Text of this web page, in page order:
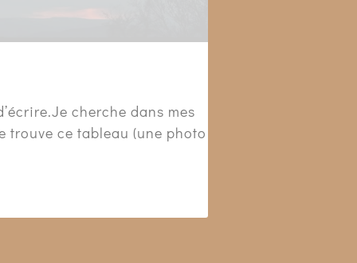
cherche dans mes
trouve ce tableau (une photo